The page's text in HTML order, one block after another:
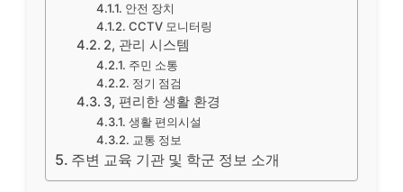
안전 장치
CCTV 모니터링
2, 관리 시스템
주민 소통
정기 점검
3, 편리한 생활 환경
생활 편의시설
교통 정보
주변 교육 기관 및 학군 정보 소개